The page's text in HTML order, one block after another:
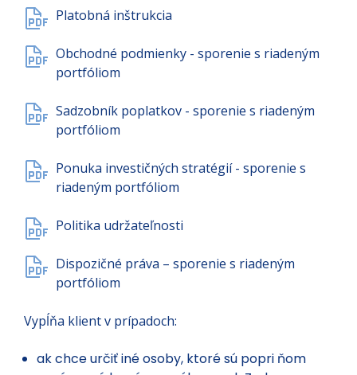
Platobná inštrukcia
Obchodné podmienky - sporenie s riadeným
portfóliom
Sadzobník poplatkov - sporenie s riadeným
portfóliom
Ponuka investičných stratégií - sporenie s
riadeným portfóliom
Politika udržateľnosti
Dispozičné práva – sporenie s riadeným
portfóliom
Vypĺňa klient v prípadoch:
ak chce určiť iné osoby, ktoré sú popri ňom